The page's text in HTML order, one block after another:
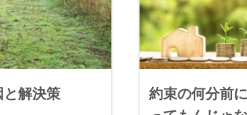
と解決策
約束の何分前